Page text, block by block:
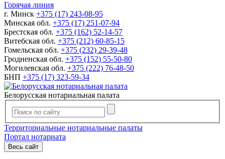
Горячая линия
г. Минск +375 (17) 243-08-95
Минская обл. +375 (17) 251-07-94
Брестская обл. +375 (162) 52-14-57
Витебская обл. +375 (212) 60-85-15
Гомельская обл. +375 (232) 29-39-48
Гродненская обл. +375 (152) 55-50-80
Могилевская обл. +375 (222) 76-48-50
БНП +375 (17) 323-59-34
Белорусская нотариальная палата
Территориальные нотариальные палаты
Портал нотариата
Весь сайт